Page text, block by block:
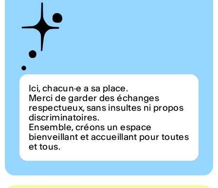
Ici, chacun·e a sa place.
Merci de garder des échanges
respectueux, sans insultes ni propos
discriminatoires.
Ensemble, créons un espace
bienveillant et accueillant pour toutes
et tous.